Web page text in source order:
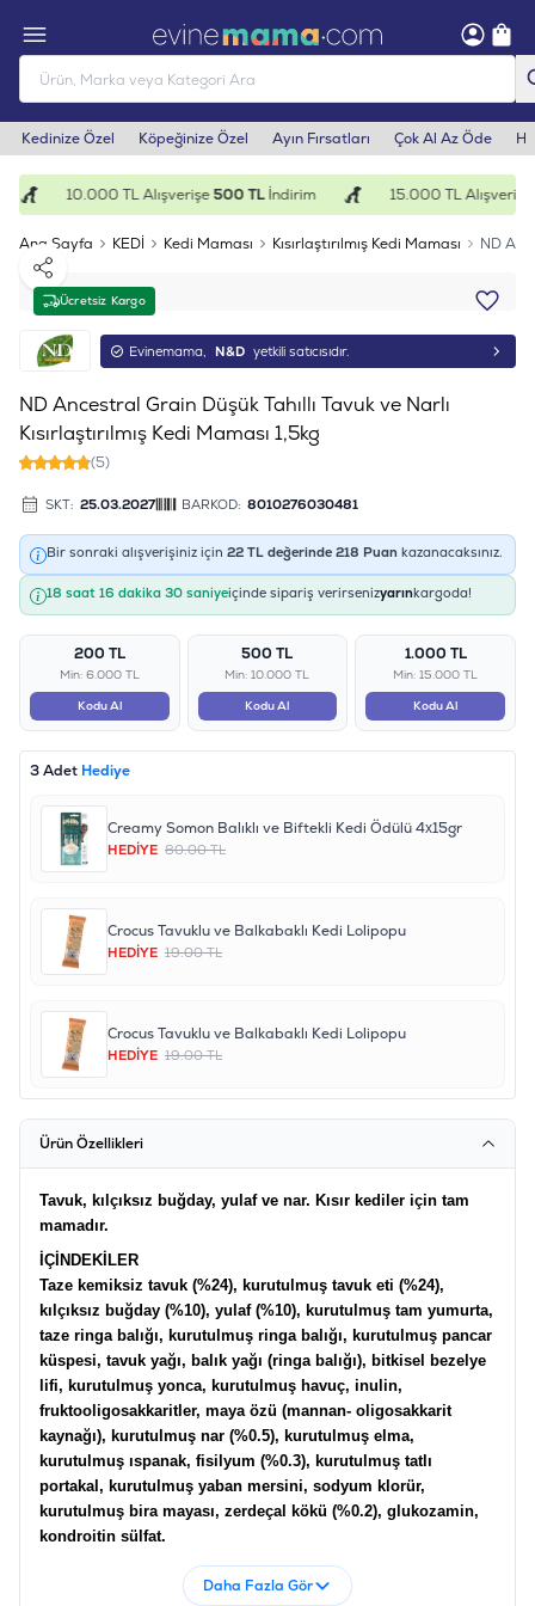
Kedinize Özel Köpeğinize Özel Ayın Fırsatları Çok Al Az Öde
10.000 TL Alışverişe500 TLİndirim 15.000 TL Alışverişe
Ana Sayfa KEDİ Kedi Maması Kısırlaştırılmış Kedi Maması ND
Ücretsiz Kargo
Paylaş
Evinemama, N&D yetkili satıcısıdır.
ND Ancestral Grain Düşük Tahıllı Tavuk ve Narlı
Kısırlaştırılmış Kedi Maması 1,5kg
(5)
SKT: 25.03.2027 BARKOD: 8010276030481
Bir sonraki alışverişiniz için 22 TL değerinde 218 Puan kazanacaksınız.
18 saat 16 dakika 30 saniyeiçinde sipariş verirsenizyarınkargoda!
200 TL
Min: 6.000 TL
Kodu Al
500 TL
Min: 10.000 TL
Kodu Al
1.000 TL
Min: 15.000 TL
Kodu Al
3 Adet Hediye
Creamy Somon Balıklı ve Biftekli Kedi Ödülü 4x15gr
HEDİYE 80.00 TL
Crocus Tavuklu ve Balkabaklı Kedi Lolipopu
HEDİYE 19.00 TL
Crocus Tavuklu ve Balkabaklı Kedi Lolipopu
HEDİYE 19.00 TL
Ürün Özellikleri
Tavuk, kılçıksız buğday, yulaf ve nar. Kısır kediler için tam
mamadır.
İÇİNDEKİLER
Taze kemiksiz tavuk (%24), kurutulmuş tavuk eti (%24),
kılçıksız buğday (%10), yulaf (%10), kurutulmuş tam yumurta,
taze ringa balığı, kurutulmuş ringa balığı, kurutulmuş pancar
küspesi, tavuk yağı, balık yağı (ringa balığı), bitkisel bezelye
lifi, kurutulmuş yonca, kurutulmuş havuç, inulin,
fruktooligosakkaritler, maya özü (mannan- oligosakkarit
kaynağı), kurutulmuş nar (%0.5), kurutulmuş elma,
kurutulmuş ıspanak, fisilyum (%0.3), kurutulmuş tatlı
portakal, kurutulmuş yaban mersini, sodyum klorür,
kurutulmuş bira mayası, zerdeçal kökü (%0.2), glukozamin,
kondroitin sülfat.
Besinsel katkı maddeleri: A Vitamini 18000IU; D3 Vitamini
Daha Fazla Gör